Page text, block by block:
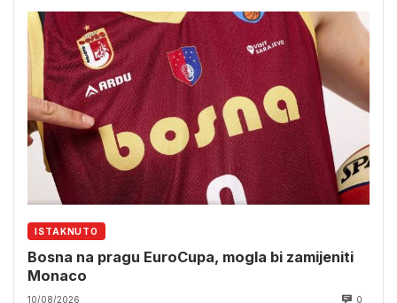
ISTAKNUTO
Bosna na pragu EuroCupa, mogla bi zamijeniti
Monaco
10/08/2026 0